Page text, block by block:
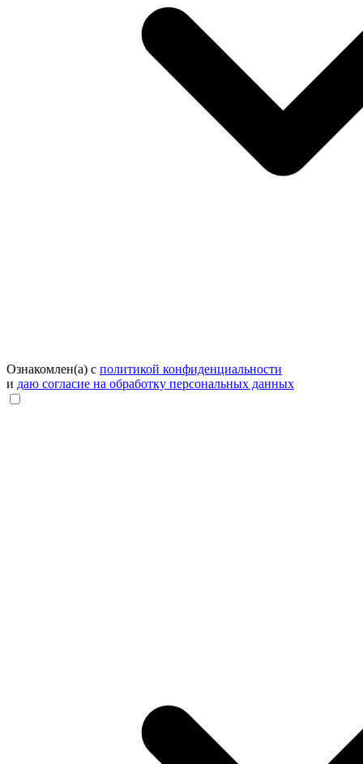
Ознакомлен(а) с политикой конфиденциальности
и даю согласие на обработку персональных данных